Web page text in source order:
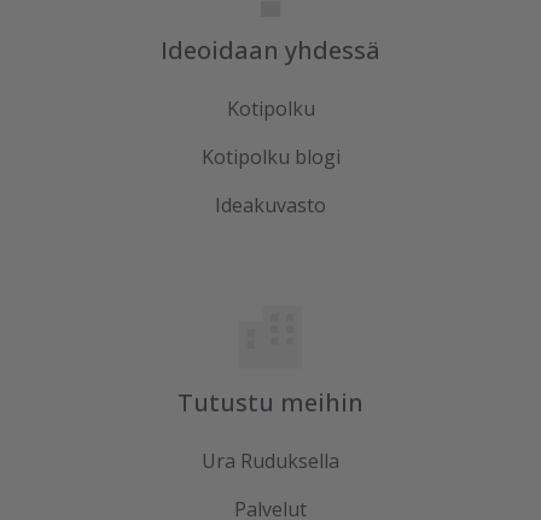
Ideoidaan yhdessä
Kotipolku
Kotipolku blogi
Ideakuvasto
Tutustu meihin
Ura Ruduksella
Palvelut